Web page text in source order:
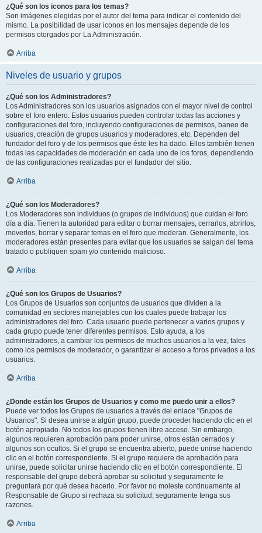
¿Qué son los iconos para los temas?
Son imágenes elegidas por el autor del tema para indicar el contenido del
mismo. La posibilidad de usar iconos en los mensajes depende de los
permisos otorgados por La Administración.
Arriba
Niveles de usuario y grupos
¿Qué son los Administradores?
Los Administradores son los usuarios asignados con el mayor nivel de control
sobre el foro entero. Estos usuarios pueden controlar todas las acciones y
configuraciones del foro, incluyendo configuraciones de permisos, baneo de
usuarios, creación de grupos usuarios y moderadores, etc. Dependen del
fundador del foro y de los permisos que éste les ha dado. Ellos también tienen
todas las capacidades de moderación en cada uno de los foros, dependiendo
de las configuraciones realizadas por el fundador del sitio.
Arriba
¿Qué son los Moderadores?
Los Moderadores son individuos (o grupos de individuos) que cuidan el foro
día a día. Tienen la autoridad para editar o borrar mensajes, cerrarlos, abrirlos,
moverlos, borrar y separar temas en el foro que moderan. Generalmente, los
moderadores están presentes para evitar que los usuarios se salgan del tema
tratado o publiquen spam y/o contenido malicioso.
Arriba
¿Qué son los Grupos de Usuarios?
Los Grupos de Usuarios son conjuntos de usuarios que dividen a la
comunidad en sectores manejables con los cuales puede trabajar los
administradores del foro. Cada usuario puede pertenecer a varios grupos y
cada grupo puede tener diferentes permisos. Esto ayuda, a los
administradores, a cambiar los permisos de muchos usuarios a la vez, tales
como los permisos de moderador, o garantizar el acceso a foros privados a los
usuarios.
Arriba
¿Donde están los Grupos de Usuarios y como me puedo unir a ellos?
Puede ver todos los Grupos de usuarios a través del enlace "Grupos de
Usuarios". Si desea unirse a algún grupo, puede proceder haciendo clic en el
botón apropiado. No todos los grupos tienen libre acceso. Sin embargo,
algunos requieren aprobación para poder unirse, otros están cerrados y
algunos son ocultos. Si el grupo se encuentra abierto, puede unirse haciendo
clic en el botón correspondiente. Si el grupo requiere de aprobación para
unirse, puede solicitar unirse haciendo clic en el botón correspondiente. El
responsable del grupo deberá aprobar su solicitud y seguramente le
preguntará por qué desea hacerlo. Por favor no moleste continuamente al
Responsable de Grupo si rechaza su solicitud; seguramente tenga sus
razones.
Arriba